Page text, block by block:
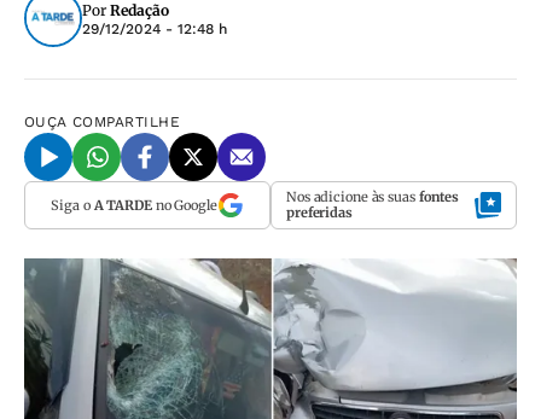
Por Redação
29/12/2024 - 12:48 h
OUÇA COMPARTILHE
Siga o A TARDEno Google Nos adicione às suas fontes
preferidas